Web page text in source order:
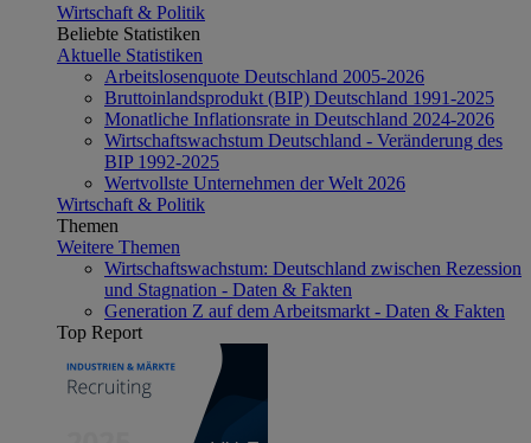
Wirtschaft & Politik
Beliebte Statistiken
Aktuelle Statistiken
Arbeitslosenquote Deutschland 2005-2026
Bruttoinlandsprodukt (BIP) Deutschland 1991-2025
Monatliche Inflationsrate in Deutschland 2024-2026
Wirtschaftswachstum Deutschland - Veränderung des
BIP 1992-2025
Wertvollste Unternehmen der Welt 2026
Wirtschaft & Politik
Themen
Weitere Themen
Wirtschaftswachstum: Deutschland zwischen Rezession
und Stagnation - Daten & Fakten
Generation Z auf dem Arbeitsmarkt - Daten & Fakten
Top Report